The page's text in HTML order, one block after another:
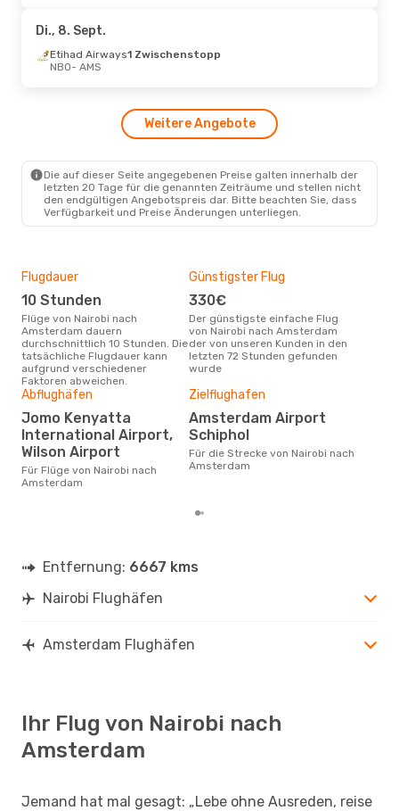
Di., 8. Sept.
Etihad Airways1 Zwischenstopp
NBO- AMS
Weitere Angebote
Die auf dieser Seite angegebenen Preise galten innerhalb der
letzten 20 Tage für die genannten Zeiträume und stellen nicht
den endgültigen Angebotspreis dar. Bitte beachten Sie, dass
Verfügbarkeit und Preise Änderungen unterliegen.
Flugdauer
10 Stunden
Flüge von Nairobi nach
Amsterdam dauern
durchschnittlich 10 Stunden. Die
tatsächliche Flugdauer kann
aufgrund verschiedener
Faktoren abweichen.
Günstigster Flug
330€
Der günstigste einfache Flug
von Nairobi nach Amsterdam
der von unseren Kunden in den
letzten 72 Stunden gefunden
wurde
Abflughäfen
Jomo Kenyatta
International Airport,
Wilson Airport
Für Flüge von Nairobi nach
Amsterdam
Zielflughafen
Amsterdam Airport
Schiphol
Für die Strecke von Nairobi nach
Amsterdam
Entfernung: 6667 kms
Nairobi Flughäfen
Amsterdam Flughäfen
Ihr Flug von Nairobi nach
Amsterdam
Jemand hat mal gesagt: „Lebe ohne Ausreden, reise